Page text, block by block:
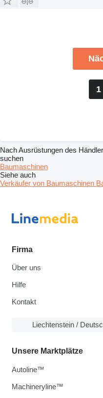
1
Nach Ausrüstungen des
suchen
Baumaschinen
Siehe auch
Verkäufer von Baumaschinen
Firma
Über uns
Hilfe
Kontakt
Liechtenstein /
Unsere Marktplätze
Autoline™
Machineryline™